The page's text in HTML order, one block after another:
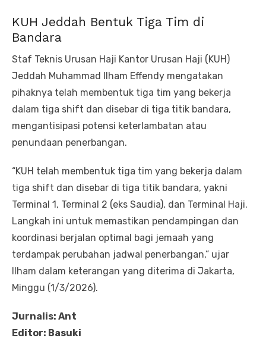
KUH Jeddah Bentuk Tiga Tim di
Bandara
Staf Teknis Urusan Haji Kantor Urusan Haji (KUH)
Jeddah Muhammad Ilham Effendy mengatakan
pihaknya telah membentuk tiga tim yang bekerja
dalam tiga shift dan disebar di tiga titik bandara,
mengantisipasi potensi keterlambatan atau
penundaan penerbangan.
“KUH telah membentuk tiga tim yang bekerja dalam
tiga shift dan disebar di tiga titik bandara, yakni
Terminal 1, Terminal 2 (eks Saudia), dan Terminal Haji.
Langkah ini untuk memastikan pendampingan dan
koordinasi berjalan optimal bagi jemaah yang
terdampak perubahan jadwal penerbangan,” ujar
Ilham dalam keterangan yang diterima di Jakarta,
Minggu (1/3/2026).
Jurnalis: Ant
Editor: Basuki